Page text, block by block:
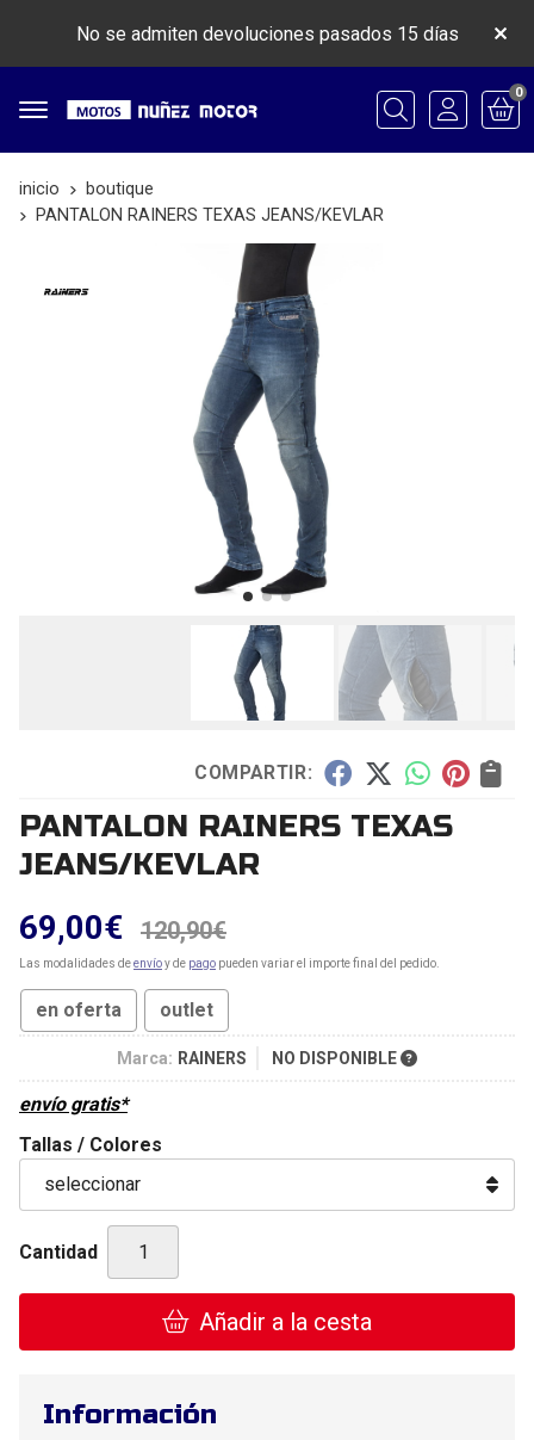
No se admiten devoluciones pasados 15 días
Buscar
0
inicio
boutique
PANTALON RAINERS TEXAS JEANS/KEVLAR
COMPARTIR:
PANTALON RAINERS TEXAS
JEANS/KEVLAR
69,00€ 120,90€
Las modalidades deenvíoy de pago pueden variar el importe final del pedido.
en oferta outlet
Marca: RAINERS NO DISPONIBLE
envío gratis*
Tallas / Colores
Cantidad
Añadir a la cesta
Información